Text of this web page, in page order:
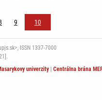
9 10
ISSN 1337-7000
univerzity| Centrálna brána